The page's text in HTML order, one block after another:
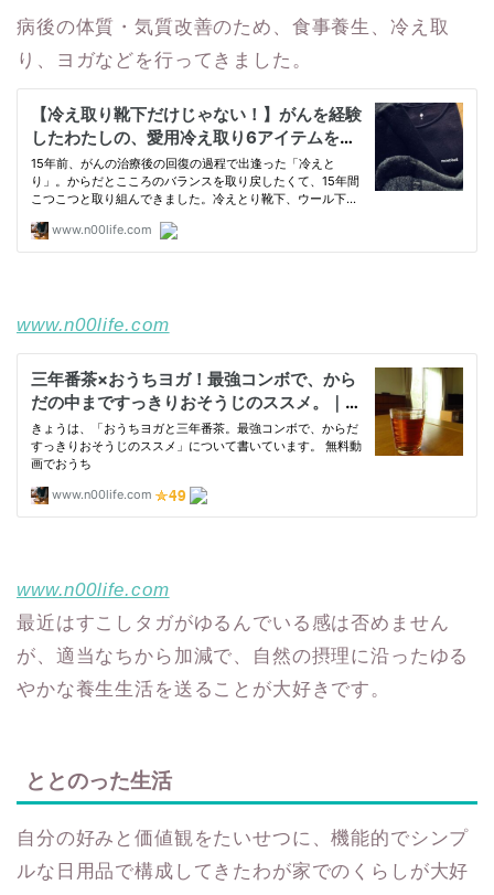
病後の体質・気質改善のため、食事養生、冷え取
り、ヨガなどを行ってきました。
www.n00life.com
www.n00life.com
最近はすこしタガがゆるんでいる感は否めません
が、適当なちから加減で、自然の摂理に沿ったゆる
やかな養生生活を送ることが大好きです。
ととのった生活
自分の好みと価値観をたいせつに、機能的でシンプ
ルな日用品で構成してきたわが家でのくらしが大好